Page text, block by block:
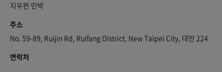
지우펀 민박
주소
No. 59-89, Ruijin Rd, Ruifang District, New Taipei City, 대만 224
연락처